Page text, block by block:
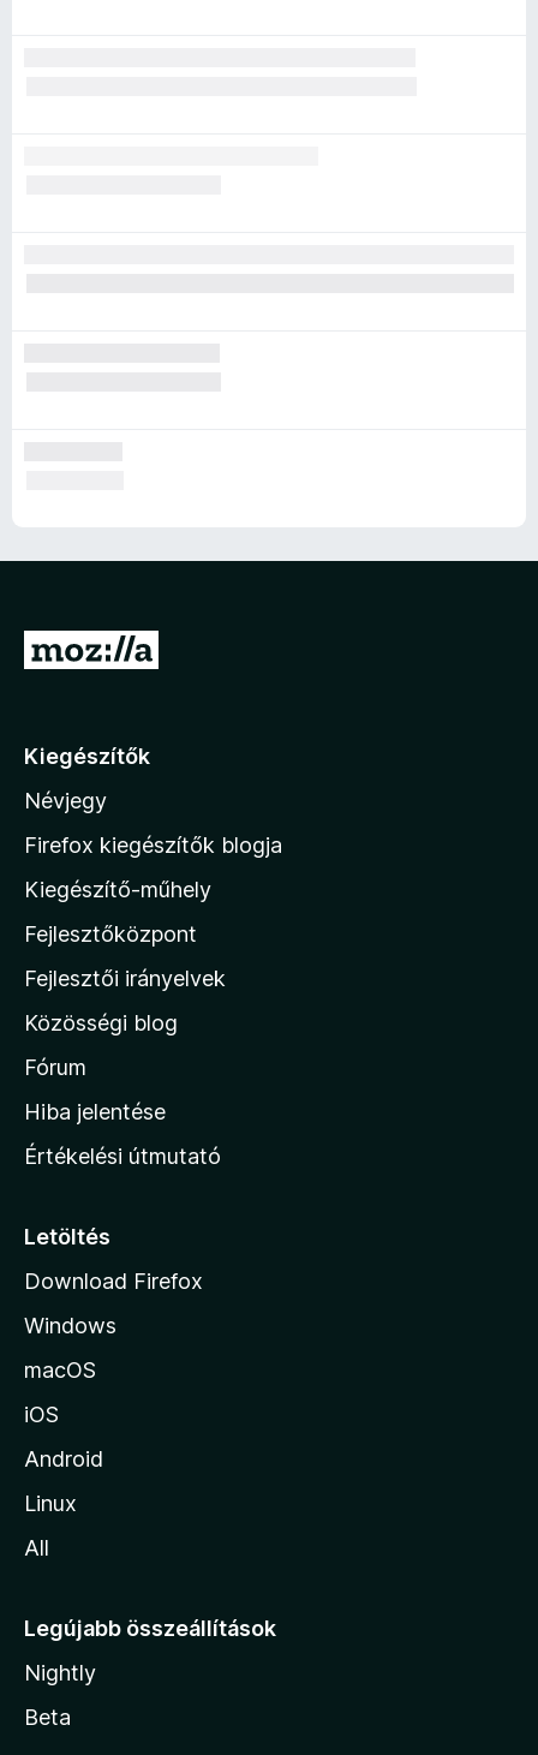
U
á
a
M
z
i
l
a
h
o
l
p
á
r
Kiegészítők
Névjegy
Firefox kiegészítők blogja
Kiegészítő-műhely
Fejlesztőközpont
Fejlesztői irányelvek
Közösségi blog
Fórum
Hiba jelentése
Értékelési útmutató
Letöltés
Download Firefox
Windows
macOS
iOS
Android
Linux
All
Legújabb összeállítások
Nightly
Beta